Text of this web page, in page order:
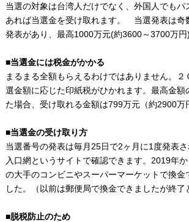
当選の対象は台湾人だけでなく、外国人でもパ
あれば当選金を受け取れます。 当選発表は奇
発表があり、最高1000万元(約3600～3700万円)
■当選金には税金がかかる
まるまる全額もらえるわけではありません。２
選金額に応じた印紙税がひかれます。最高金額
た場合、受け取れる金額は799万元（約2900万
■当選金の受け取り方
当選番号の発表は毎月25日で2ヶ月に1度発表
入口網というサイトで確認できます。2019年
の大手のコンビニやスーパーマーケットで換金
した。（以前は郵便局で換金できましたが終了
■脱税防止のため